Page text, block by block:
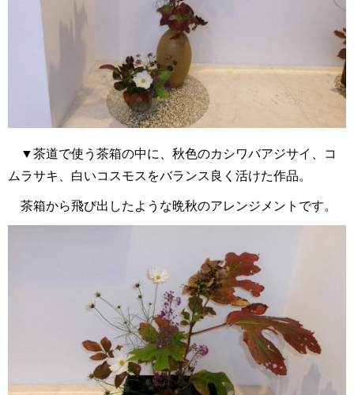
▼茶道で使う茶箱の中に、秋色のカシワバアジサイ、コ
ムラサキ、白いコスモスをバランス良く活けた作品。
茶箱から飛び出したような晩秋のアレンジメントです。